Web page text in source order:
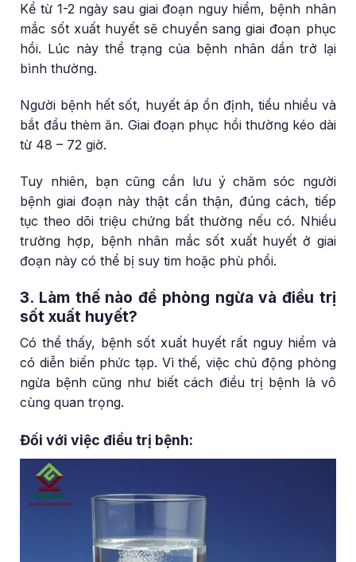
Kể từ 1-2 ngày sau giai đoạn nguy hiểm, bệnh nhân
mắc sốt xuất huyết sẽ chuyển sang giai đoạn phục
hồi. Lúc này thể trạng của bệnh nhân dần trở lại
bình thường.
Người bệnh hết sốt, huyết áp ổn định, tiểu nhiều và
bắt đầu thèm ăn. Giai đoạn phục hồi thường kéo dài
từ 48 – 72 giờ.
Tuy nhiên, bạn cũng cần lưu ý chăm sóc người
bệnh giai đoạn này thật cẩn thận, đúng cách, tiếp
tục theo dõi triệu chứng bất thường nếu có. Nhiều
trường hợp, bệnh nhân mắc sốt xuất huyết ở giai
đoạn này có thể bị suy tim hoặc phù phổi.
3. Làm thế nào để phòng ngừa và điều trị
sốt xuất huyết?
Có thể thấy, bệnh sốt xuất huyết rất nguy hiểm và
có diễn biến phức tạp. Vì thế, việc chủ động phòng
ngừa bệnh cũng như biết cách điều trị bệnh là vô
cùng quan trọng.
Đối với việc điều trị bệnh: